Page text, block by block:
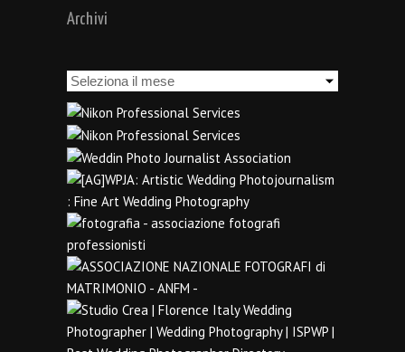
Archivi
Archivi